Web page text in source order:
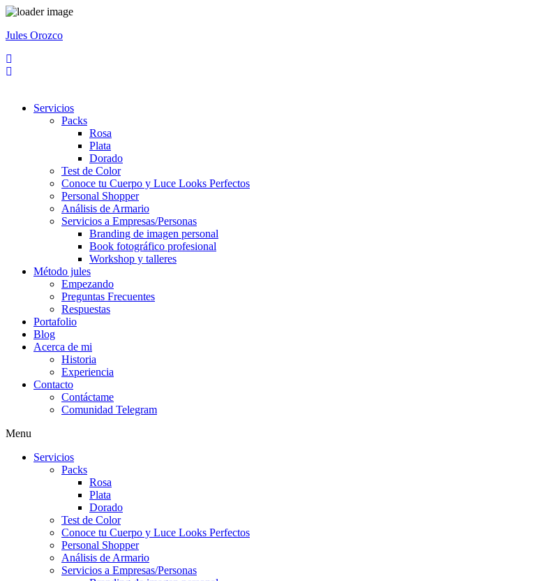
Jules Orozco
Servicios
Packs
Rosa
Plata
Dorado
Test de Color
Conoce tu Cuerpo y Luce Looks Perfectos
Personal Shopper
Análisis de Armario
Servicios a Empresas/Personas
Branding de imagen personal
Book fotográfico profesional
Workshop y talleres
Método jules
Empezando
Preguntas Frecuentes
Respuestas
Portafolio
Blog
Acerca de mi
Historia
Experiencia
Contacto
Contáctame
Comunidad Telegram
Menu
Servicios
Packs
Rosa
Plata
Dorado
Test de Color
Conoce tu Cuerpo y Luce Looks Perfectos
Personal Shopper
Análisis de Armario
Servicios a Empresas/Personas